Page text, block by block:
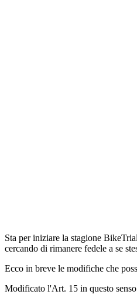
Sta per iniziare la stagione
cercando di rimanere fedele a se
Ecco in breve le modifiche che
Modificato l'Art. 15 in questo